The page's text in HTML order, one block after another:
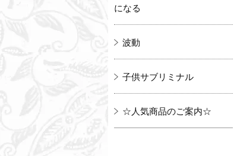
になる
波動
子供サブリミナル
☆人気商品のご案内☆